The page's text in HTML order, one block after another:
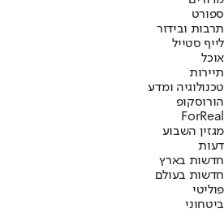
ספורט
תרבות ובידור
לייף סטייל
אוכל
תיירות
טכנולוגיה ומדע
הורוסקופ
ForReal
מגזין השבוע
דעות
חדשות בארץ
חדשות בעולם
פוליטי
ביטחוני